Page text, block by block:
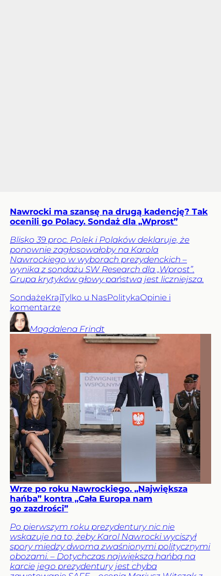
Nawrocki ma szansę na drugą kadencję? Tak
ocenili go Polacy. Sondaż dla „Wprost”
Blisko 39 proc. Polek i Polaków deklaruje, że
ponownie zagłosowałoby na Karola
Nawrockiego w wyborach prezydenckich –
wynika z sondażu SW Research dla „Wprost”.
Grupa krytyków głowy państwa jest liczniejsza.
SondażeKrajTylko u NasPolitykaOpinie i
komentarze
Magdalena Frindt
Wrze po roku Nawrockiego. „Największa
hańba” kontra „Cała Europa nam
go zazdrości”
Po pierwszym roku prezydentury nic nie
wskazuje na to, żeby Karol Nawrocki wyciszył
spory między dwoma zwaśnionymi politycznymi
obozami. – Dotychczas największą hańbą na
karcie jego prezydentury jest chyba